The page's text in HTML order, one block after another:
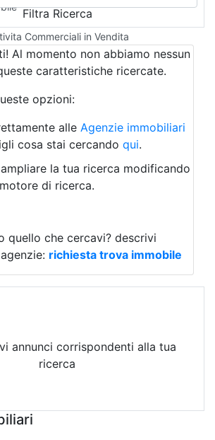
Commerciali in Vendita
Commerciale
commerciale
Filtra Ricerca
Al momento non abbiamo nessun
caratteristiche ricercate.
opzioni:
alle Agenzie immobiliari
cosa stai cercando qui.
la tua ricerca modificando
di ricerca.
quello che cercavi? descrivi
richiesta trova immobile
annunci corrispondenti alla tua
ricerca